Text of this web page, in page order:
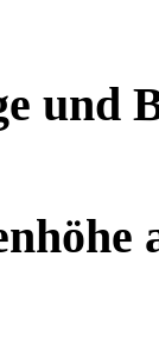
und